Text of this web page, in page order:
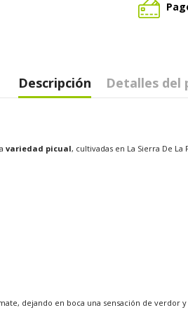
Descripción Detalles del
variedad picual, cultivadas en La Sierra De
dejando en boca una sensación de